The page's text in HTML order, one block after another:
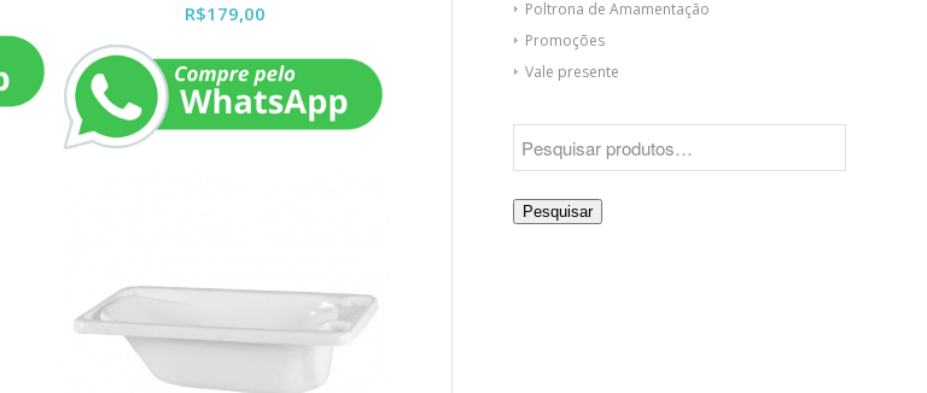
R$179,00
Poltrona de Amamentação
Promoções
Vale presente
Pesquisar